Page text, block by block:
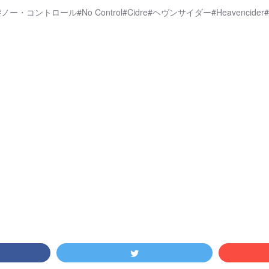
ー・コントロール#No Control#Cidre#ヘヴンサイダー